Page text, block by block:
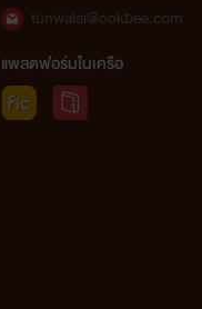
tunwalai@ookbee.com
แพลตฟอร์มในเครือ